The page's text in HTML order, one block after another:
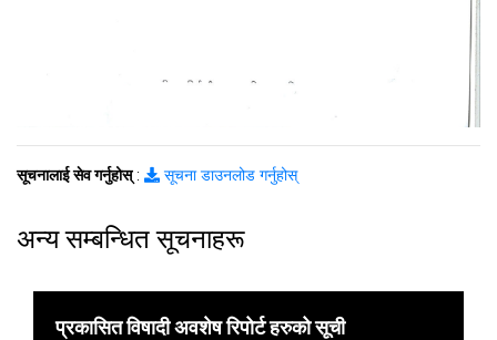
सूचनालाई सेव गर्नुहोस्: सूचना डाउनलोड गर्नुहोस्
अन्य सम्बन्धित सूचनाहरू
प्रकासित विषादी अवशेष रिपोर्ट हरुको सूची